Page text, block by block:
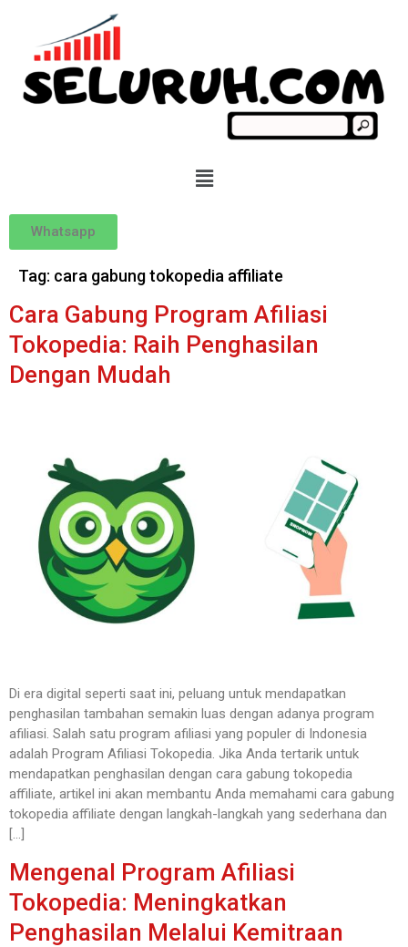
Whatsapp
Tag: cara gabung tokopedia affiliate
Cara Gabung Program Afiliasi
Tokopedia: Raih Penghasilan
Dengan Mudah
Di era digital seperti saat ini, peluang untuk mendapatkan
penghasilan tambahan semakin luas dengan adanya program
afiliasi. Salah satu program afiliasi yang populer di Indonesia
adalah Program Afiliasi Tokopedia. Jika Anda tertarik untuk
mendapatkan penghasilan dengan cara gabung tokopedia
affiliate, artikel ini akan membantu Anda memahami cara gabung
tokopedia affiliate dengan langkah-langkah yang sederhana dan
[…]
Mengenal Program Afiliasi
Tokopedia: Meningkatkan
Penghasilan Melalui Kemitraan